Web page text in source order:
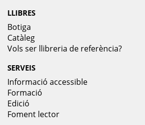
LLIBRES
Botiga
Catàleg
Vols ser llibreria de referència?
SERVEIS
Informació accessible
Formació
Edició
Foment lector